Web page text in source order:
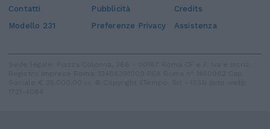
Contatti Pubblicità
Credits
Modello 231
Preferenze Privacy Assistenza